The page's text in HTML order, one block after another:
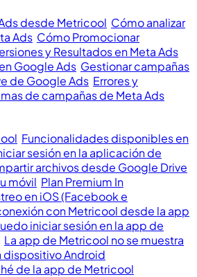
desde Metricool Cómo analizar
Ads Cómo Promocionar
y Resultados en Meta Ads
Google Ads Gestionar campañas
de Google Ads Errores y
de campañas de Meta Ads
Funcionalidades disponibles en
sesión en la aplicación de
archivos desde Google Drive
móvil Plan Premium In
en iOS (Facebook e
con Metricool desde la app
iniciar sesión en la app de
La app de Metricool no se muestra
dispositivo Android
de la app de Metricool